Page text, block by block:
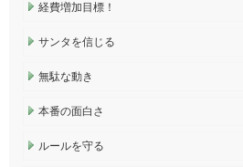
経費増加目標！
サンタを信じる
無駄な動き
本番の面白さ
ルールを守る